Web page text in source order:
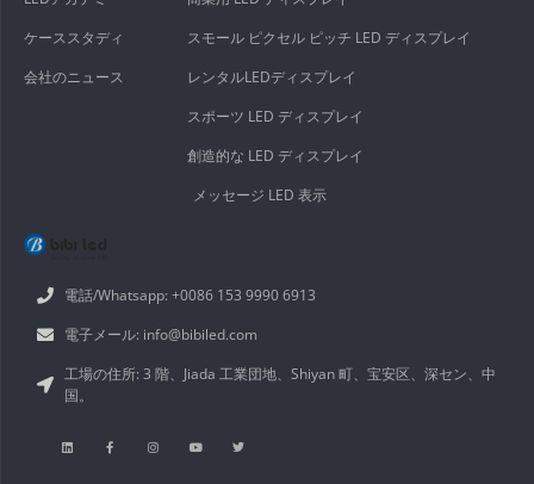
電話/Whatsapp: +0086 153 9990 6913
電子メール: info@bibiled.com
工場の住所: 3 階、Jiada 工業団地、Shiyan 町、宝安区、深セン、中
国。
スモール ピクセル ピッチ LED ディスプレイ
レンタルLEDディスプレイ
スポーツ LED ディスプレイ
創造的な LED ディスプレイ
メッセージ LED 表示
ケーススタディ
会社のニュース